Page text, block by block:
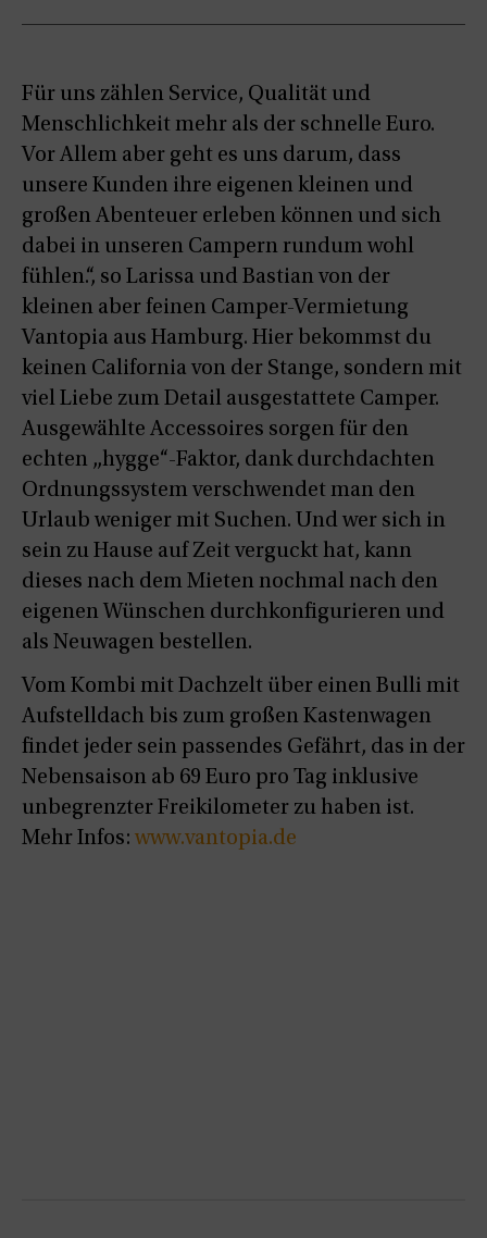
Für uns zählen Service, Qualität und
Menschlichkeit mehr als der schnelle Euro.
Vor Allem aber geht es uns darum, dass
unsere Kunden ihre eigenen kleinen und
großen Abenteuer erleben können und sich
dabei in unseren Campern rundum wohl
fühlen.“, so Larissa und Bastian von der
kleinen aber feinen Camper-Vermietung
Vantopia aus Hamburg. Hier bekommst du
keinen California von der Stange, sondern mit
viel Liebe zum Detail ausgestattete Camper.
Ausgewählte Accessoires sorgen für den
echten „hygge“-Faktor, dank durchdachten
Ordnungssystem verschwendet man den
Urlaub weniger mit Suchen. Und wer sich in
sein zu Hause auf Zeit verguckt hat, kann
dieses nach dem Mieten nochmal nach den
eigenen Wünschen durchkonfigurieren und
als Neuwagen bestellen.
Vom Kombi mit Dachzelt über einen Bulli mit
Aufstelldach bis zum großen Kastenwagen
findet jeder sein passendes Gefährt, das in der
Nebensaison ab 69 Euro pro Tag inklusive
unbegrenzter Freikilometer zu haben ist.
Mehr Infos: www.vantopia.de